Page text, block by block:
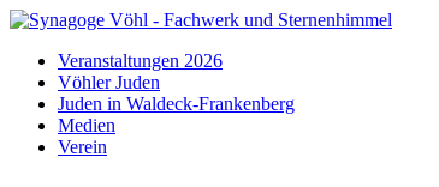
Veranstaltungen 2026
Vöhler Juden
Juden in Waldeck-Frankenberg
Medien
Verein